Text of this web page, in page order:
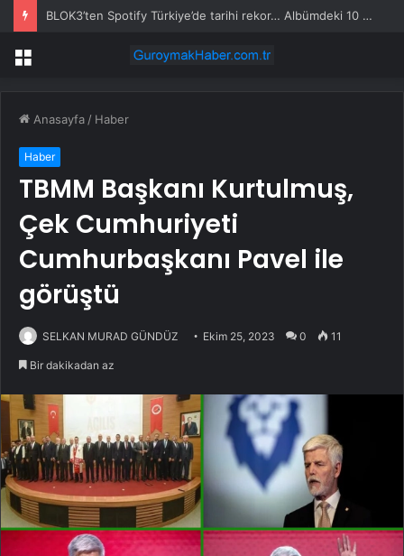
BLOK3’ten Spotify Türkiye’de tarihi rekor… Albümdeki 10 şarkının tamamı Top 50’ye girdi
Menü
Anasayfa / Haber
Haber
TBMM Başkanı Kurtulmuş,
Çek Cumhuriyeti
Cumhurbaşkanı Pavel ile
görüştü
SELKAN MURAD GÜNDÜZ Ekim 25, 2023 0 11
Bir dakikadan az